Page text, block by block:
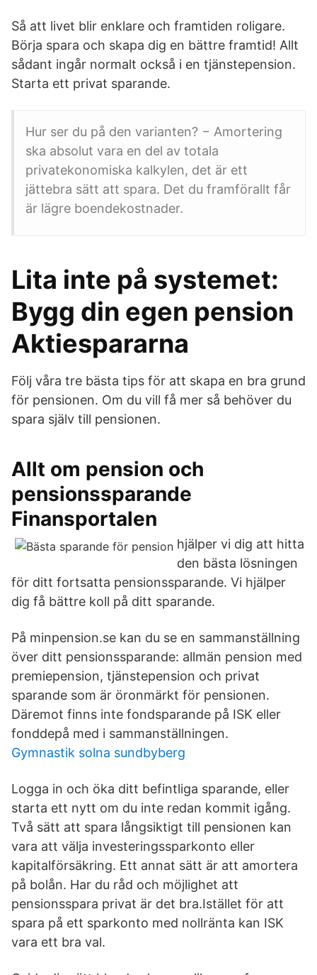
Så att livet blir enklare och framtiden roligare.
Börja spara och skapa dig en bättre framtid! Allt
sådant ingår normalt också i en tjänstepension.
Starta ett privat sparande.
Hur ser du på den varianten? − Amortering
ska absolut vara en del av totala
privatekonomiska kalkylen, det är ett
jättebra sätt att spara. Det du framförallt får
är lägre boendekostnader.
Lita inte på systemet:
Bygg din egen pension
Aktiespararna
Följ våra tre bästa tips för att skapa en bra grund
för pensionen. Om du vill få mer så behöver du
spara själv till pensionen.
Allt om pension och
pensionssparande
Finansportalen
hjälper vi dig att hitta
den bästa lösningen
för ditt fortsatta pensionssparande. Vi hjälper
dig få bättre koll på ditt sparande.
På minpension.se kan du se en sammanställning
över ditt pensionssparande: allmän pension med
premiepension, tjänstepension och privat
sparande som är öronmärkt för pensionen.
Däremot finns inte fondsparande på ISK eller
fonddepå med i sammanställningen.
Gymnastik solna sundbyberg
Logga in och öka ditt befintliga sparande, eller
starta ett nytt om du inte redan kommit igång.
Två sätt att spara långsiktigt till pensionen kan
vara att välja investeringssparkonto eller
kapitalförsäkring. Ett annat sätt är att amortera
på bolån. Har du råd och möjlighet att
pensionsspara privat är det bra.Istället för att
spara på ett sparkonto med nollränta kan ISK
vara ett bra val.